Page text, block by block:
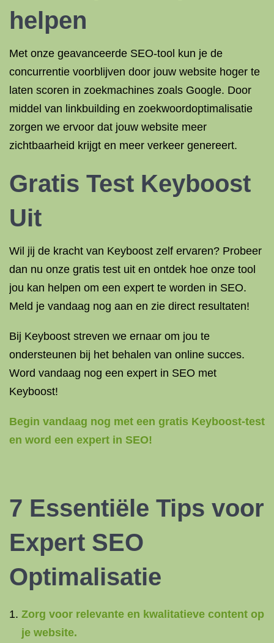
helpen
Met onze geavanceerde SEO-tool kun je de
concurrentie voorblijven door jouw website hoger te
laten scoren in zoekmachines zoals Google. Door
middel van linkbuilding en zoekwoordoptimalisatie
zorgen we ervoor dat jouw website meer
zichtbaarheid krijgt en meer verkeer genereert.
Gratis Test Keyboost
Uit
Wil jij de kracht van Keyboost zelf ervaren? Probeer
dan nu onze gratis test uit en ontdek hoe onze tool
jou kan helpen om een expert te worden in SEO.
Meld je vandaag nog aan en zie direct resultaten!
Bij Keyboost streven we ernaar om jou te
ondersteunen bij het behalen van online succes.
Word vandaag nog een expert in SEO met
Keyboost!
Begin vandaag nog met een gratis Keyboost-test
en word een expert in SEO!
7 Essentiële Tips voor
Expert SEO
Optimalisatie
Zorg voor relevante en kwalitatieve content op
je website.